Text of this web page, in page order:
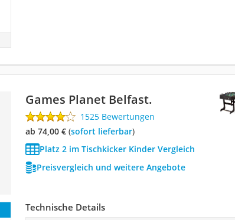
Games Planet Belfast.
1525 Bewertungen
ab 74,00 €( Sofort lieferbar)
Platz 2 im Tischkicker Kinder Vergleich
Preisvergleich und weitere Angebote
Technische Details